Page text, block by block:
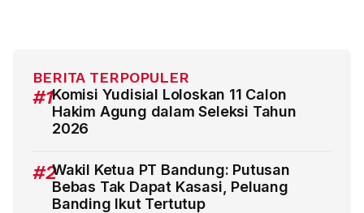
BERITA TERPOPULER
#1Komisi Yudisial Loloskan 11 Calon
Hakim Agung dalam Seleksi Tahun
2026
#2Wakil Ketua PT Bandung: Putusan
Bebas Tak Dapat Kasasi, Peluang
Banding Ikut Tertutup